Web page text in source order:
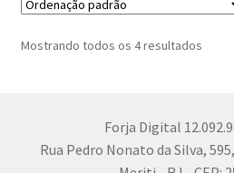
Mostrando todos os 4 resultados
Forja Digital
Rua Pedro Nonato da Silva,